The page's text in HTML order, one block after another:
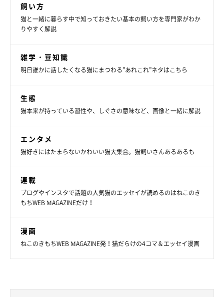
飼い方
猫と一緒に暮らす中で知っておきたい基本の飼い方を専門家がわか
りやすく解説
雑学・豆知識
明日誰かに話したくなる猫にまつわる”あれこれ”ネタはこちら
生態
猫本来が持っている習性や、しぐさの意味など、画像と一緒に解説
エンタメ
猫好きにはたまらないかわいい猫大集合。猫飼いさんあるあるも
連載
ブログやインスタで話題の人気猫のエッセイが読めるのはねこのき
もちWEB MAGAZINEだけ！
漫画
ねこのきもちWEB MAGAZINE発！猫だらけの4コマ＆エッセイ漫画